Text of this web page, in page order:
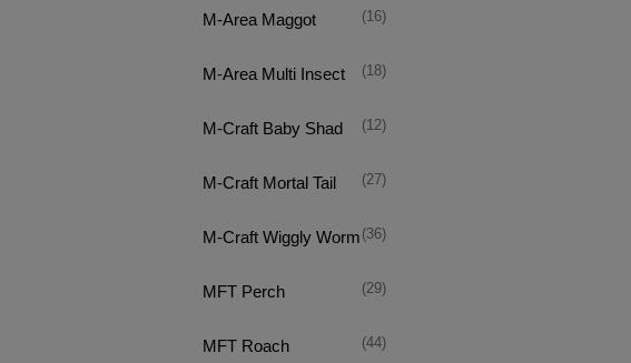
M-Area Maggot (16)
M-Area Multi Insect (18)
M-Craft Baby Shad (12)
M-Craft Mortal Tail (27)
M-Craft Wiggly Worm (36)
MFT Perch (29)
MFT Roach (44)